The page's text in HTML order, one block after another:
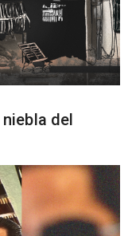
del